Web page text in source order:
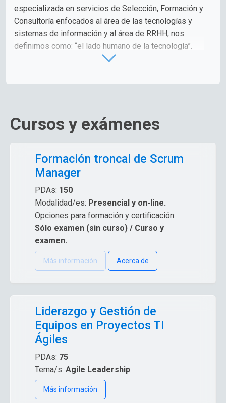
especializada en servicios de Selección, Formación y
Consultoría enfocados al área de las tecnologías y
sistemas de información y al área de RRHH, nos
definimos como: “el lado humano de la tecnología”.
Cursos y exámenes
Formación troncal de Scrum
Manager
PDAs: 150
Modalidad/es: Presencial y on-line.
Opciones para formación y certificación:
Sólo examen (sin curso) / Curso y
examen.
Más información Acerca de
Liderazgo y Gestión de
Equipos en Proyectos TI
Ágiles
PDAs: 75
Tema/s: Agile Leadership
Más información